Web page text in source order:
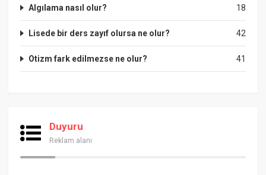
18
Algılama nasıl olur?
42
Lisede bir ders zayıf olursa ne olur?
41
Otizm fark edilmezse ne olur?
Duyuru
Reklam alanı